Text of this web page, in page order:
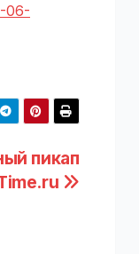
06-
пикап